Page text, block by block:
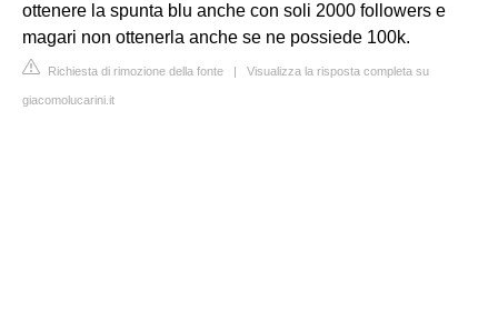
ottenere la spunta blu anche con soli 2000 followers e
magari non ottenerla anche se ne possiede 100k.
Richiesta di rimozione della fonte | Visualizza la risposta completa su
giacomolucarini.it